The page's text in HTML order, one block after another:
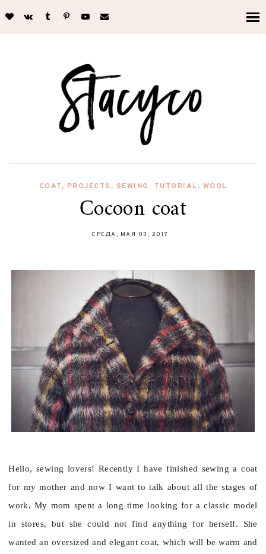
COAT, PROJECTS , SEWING , TUTORIAL, WOOL
Сocoon coat
СРЕДА, МАЯ 03, 2017
Hello, sewing lovers! Recently I have finished sewing a coat
for my mother and now I want to talk about all the stages of
work. My mom spent a long time looking for a classic model
in stores, but she could not find anything for herself. She
wanted an oversized and elegant coat, which will be warm and